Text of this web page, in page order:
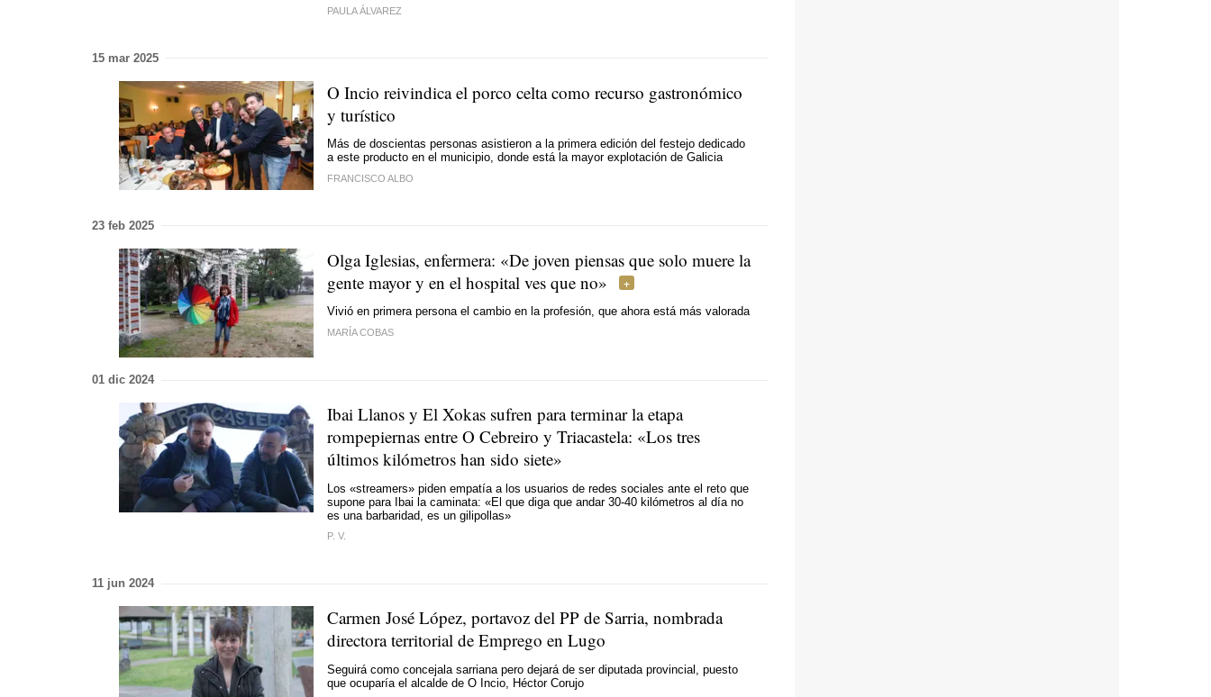
PAULA ÁLVAREZ
15 mar 2025
O Incio reivindica el porco celtacomo recurso gastronómico
y turístico
Más de doscientas personas asistieron a la primera edición del festejo dedicado
a este producto en el municipio, donde está la mayor explotación de Galicia
FRANCISCO ALBO
23 feb 2025
Olga Iglesias, enfermera: «De joven piensas que solo muere la
gente mayor y en el hospital ves que no»
Vivió en primera persona el cambio en la profesión, que ahora está más valorada
MARÍA COBAS
01 dic 2024
Ibai Llanos y El Xokas sufren para terminar la etapa
rompepiernas entre O Cebreiro y Triacastela: «Los tres
últimos kilómetros han sido siete»
Los «streamers» piden empatía a los usuarios de redes sociales ante el reto que
supone para Ibai la caminata: «El que diga que andar 30-40 kilómetros al día no
es una barbaridad, es un gilipollas»
P. V.
11 jun 2024
Carmen José López, portavoz del PP de Sarria, nombrada
directora territorial de Emprego en Lugo
Seguirá como concejala sarriana pero dejará de ser diputada provincial, puesto
que ocuparía el alcalde de O Incio, Héctor Corujo